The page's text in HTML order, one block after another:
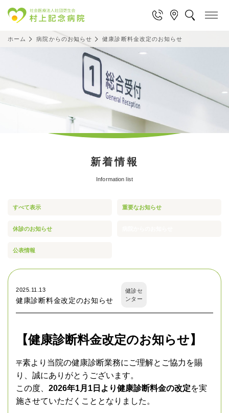
ホーム 病院からのお知らせ 健康診断料金改定のお知らせ
新着情報
Information list
すべて表示 重要なお知らせ
休診のお知らせ
公表情報
2025.11.13
健康診断料金改定のお知らせ
健診セ
ンター
【健康診断料金改定のお知らせ】
平素より当院の健康診断業務にご理解とご協力を賜
り、誠にありがとうございます。
この度、 2026年1月1日より健康診断料金の改定を実
施させていただくこととなりました。